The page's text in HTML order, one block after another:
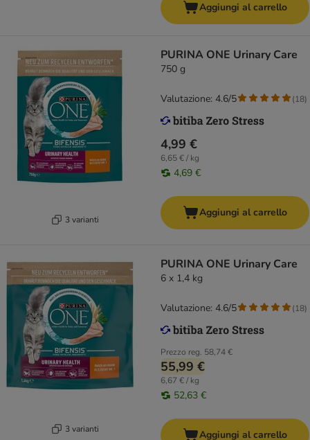
Aggiungi al carrello
3 varianti
PURINA ONE Urinary Care
750 g
4,99 €
6,65 € / kg
4,69 €
Valutazione: 4.6/5 (18)
Aggiungi al carrello
3 varianti
PURINA ONE Urinary Care
6 x 1,4 kg
Prezzo reg. 58,74 €
55,99 €
6,67 € / kg
52,63 €
Valutazione: 4.6/5 (18)
Aggiungi al carrello